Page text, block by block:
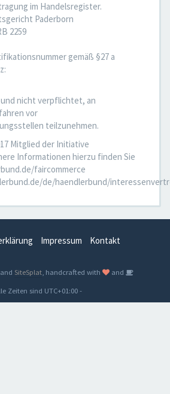
im Handelsregister.
Paderborn
2259
gemäß §27 a
nicht verpflichtet, an
vor
teilzunehmen.
Mitglied der Initiative
Informationen hierzu finden Sie
faircommerce
de/haendlerbund/
Impressum Kontakt
and SiteSplat , handcrafted with
and
Zeiten sind UTC+01:00-